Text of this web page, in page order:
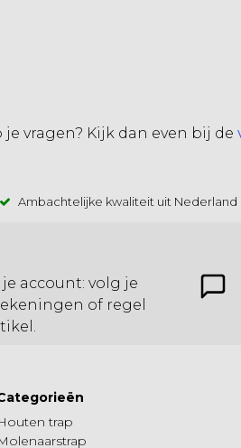
vragen? Kijk dan even bij de
Ambachtelijke kwaliteit uit Nederland
account: volg je
of regel
trap